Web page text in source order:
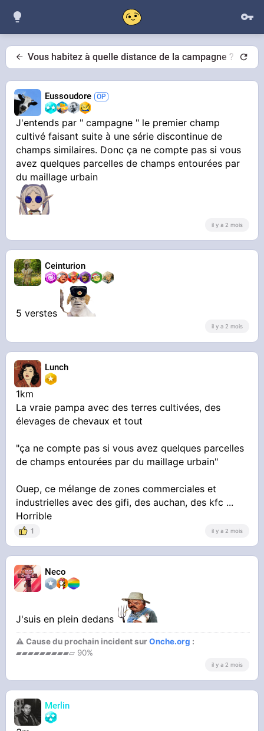
Vous habitez à quelle distance de la campagne ?
Eussoudore
J'entends par " campagne " le premier champ
cultivé faisant suite à une série discontinue de
champs similaires. Donc ça ne compte pas si vous
avez quelques parcelles de champs entourées par
du maillage urbain
il y a 2 mois
Ceinturion
5 verstes
il y a 2 mois
Lunch
1km
La vraie pampa avec des terres cultivées, des
élevages de chevaux et tout
"ça ne compte pas si vous avez quelques parcelles
de champs entourées par du maillage urbain"
Ouep, ce mélange de zones commerciales et
industrielles avec des gifi, des auchan, des kfc ...
Horrible
1 il y a 2 mois
Neco
J'suis en plein dedans
⚠ Cause du prochain incident surOnche.org :
▰▰▰▰▰▰▰▰▰▱ 90%
il y a 2 mois
Merlin